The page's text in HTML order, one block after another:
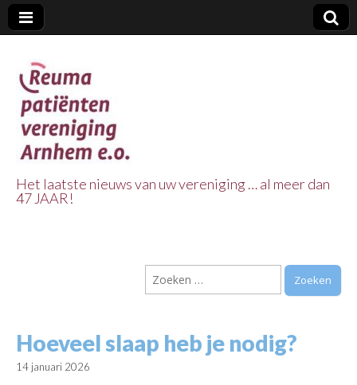
Vereniging
Arnhem e.o.
Het laatste nieuws van uw vereniging … al meer dan
47 JAAR!
Zoeken
naar:
Hoeveel slaap heb je nodig?
14 januari 2026